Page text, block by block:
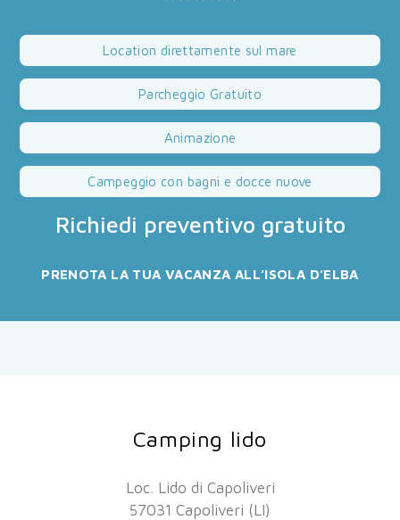
Location direttamente sul mare
Parcheggio Gratuito
Animazione
Campeggio con bagni e docce nuove
Richiedi preventivo gratuito
PRENOTA LA TUA VACANZA ALL’ISOLA D’ELBA
Camping lido
Loc. Lido di Capoliveri
57031 Capoliveri (LI)